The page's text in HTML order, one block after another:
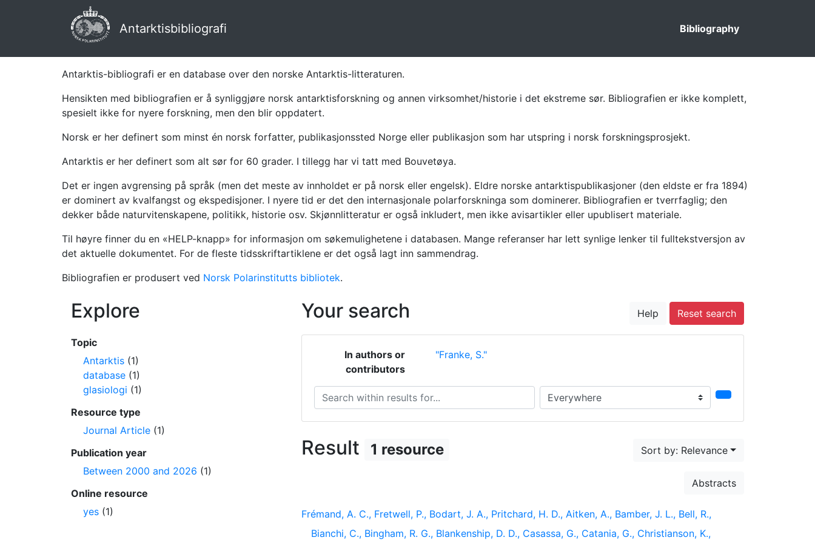
Antarktisbibliografi Bibliography
Antarktis-bibliografi er en database over den norske Antarktis-litteraturen.
Hensikten med bibliografien er å synliggjøre norsk antarktisforskning og annen virksomhet/historie i det ekstreme sør. Bibliografien er ikke komplett,
spesielt ikke for nyere forskning, men den blir oppdatert.
Norsk er her definert som minst én norsk forfatter, publikasjonssted Norge eller publikasjon som har utspring i norsk forskningsprosjekt.
Antarktis er her definert som alt sør for 60 grader. I tillegg har vi tatt med Bouvetøya.
Det er ingen avgrensing på språk (men det meste av innholdet er på norsk eller engelsk). Eldre norske antarktispublikasjoner (den eldste er fra 1894)
er dominert av kvalfangst og ekspedisjoner. I nyere tid er det den internasjonale polarforskninga som dominerer. Bibliografien er tverrfaglig; den
dekker både naturvitenskapene, politikk, historie osv. Skjønnlitteratur er også inkludert, men ikke avisartikler eller upublisert materiale.
Til høyre finner du en «HELP-knapp» for informasjon om søkemulighetene i databasen. Mange referanser har lett synlige lenker til fulltekstversjon av
det aktuelle dokumentet. For de fleste tidsskriftartiklene er det også lagt inn sammendrag.
Bibliografien er produsert ved Norsk Polarinstitutts bibliotek.
Your search Help Reset search
In authors or
contributors
"Franke, S."
Search within results for... Search in...
Result 1 resource Sort by: Relevance
Abstracts
Frémand, A. C., Fretwell, P., Bodart, J. A., Pritchard, H. D., Aitken, A., Bamber, J. L., Bell, R.,
Bianchi, C., Bingham, R. G., Blankenship, D. D., Casassa, G., Catania, G., Christianson, K.,
Explore
Topic
Antarktis (1)
database (1)
glasiologi (1)
Resource type
Journal Article (1)
Publication year
Between 2000 and 2026 (1)
Online resource
yes (1)